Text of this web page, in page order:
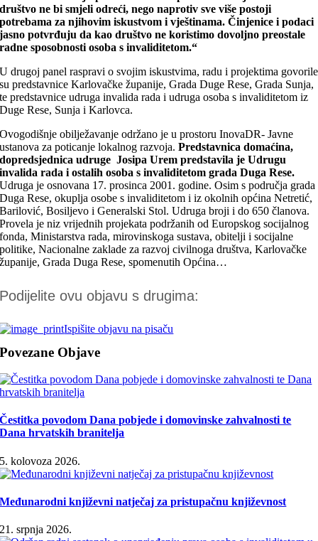
društvo ne bi smjeli odreći, nego naprotiv sve više postoji
potrebama za njihovim iskustvom i vještinama. Činjenice i podaci
jasno potvrđuju da kao društvo ne koristimo dovoljno preostale
radne sposobnosti osoba s invaliditetom.“
U drugoj panel raspravi o svojim iskustvima, radu i projektima govorile
su predstavnice Karlovačke županije, Grada Duge Rese, Grada Sunja,
te predstavnice udruga invalida rada i udruga osoba s invaliditetom iz
Duge Rese, Sunja i Karlovca.
Ovogodišnje obilježavanje održano je u prostoru InovaDR- Javne
ustanova za poticanje lokalnog razvoja.Predstavnica domaćina,
dopredsjednica udruge Josipa Urem predstavila je Udrugu
invalida rada i ostalih osoba s invaliditetom grada Duga Rese.
Udruga je osnovana 17. prosinca 2001. godine. Osim s područja grada
Duga Rese, okuplja osobe s invaliditetom i iz okolnih općina Netretić,
Barilović, Bosiljevo i Generalski Stol. Udruga broji i do 650 članova.
Provela je niz vrijednih projekata podržanih od Europskog socijalnog
fonda, Ministarstva rada, mirovinskoga sustava, obitelji i socijalne
politike, Nacionalne zaklade za razvoj civilnoga društva, Karlovačke
županije, Grada Duga Rese, spomenutih Općina…
Podijelite ovu objavu s drugima:
Ispišite objavu na pisaču
Povezane Objave
Čestitka povodom Dana pobjede i domovinske zahvalnosti te
Dana hrvatskih branitelja
5. kolovoza 2026.
Međunarodni književni natječaj za pristupačnu književnost
21. srpnja 2026.